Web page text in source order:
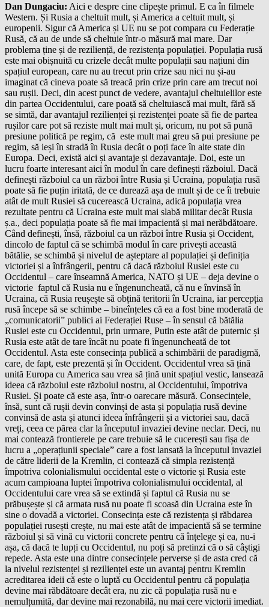
Dan Dungaciu: Aici e despre cine clipește primul. E ca în filmele
Western. Și Rusia a cheltuit mult, și America a celtuit mult, și
europenii. Sigur că America și UE nu se pot compara cu Federație
Rusă, că au de unde să cheltuie într-o măsură mai mare. Dar
problema ține și de reziliență, de rezistența populației. Populația rusă
este mai obișnuită cu crizele decât multe populații sau națiuni din
spațiul european, care nu au trecut prin crize sau nici nu și-au
imaginat că cineva poate să treacă prin crize prin care am trecut noi
sau rușii. Deci, din acest punct de vedere, avantajul cheltuielilor este
din partea Occidentului, care poată să cheltuiască mai mult, fără să
se simtă, dar avantajul rezilienței și rezistenței poate să fie de partea
rușilor care pot să reziste mult mai mult și, oricum, nu pot să pună
presiune politică pe regim, că este mult mai greu să pui presiune pe
regim, să ieși în stradă în Rusia decât o poți face în alte state din
Europa. Deci, există aici și avantaje și dezavantaje. Doi, este un
lucru foarte interesant aici în modul în care definești războiul. Dacă
definești războiul ca un război între Rusia și Ucraina, populația rusă
poate să fie puțin iritată, de ce durează așa de mult și de ce îi trebuie
atât de mult Rusiei să cucerească Ucraina, adică populația vrea
rezultate pentru că Ucraina este mult mai slabă militar decât Rusia
ș.a., deci populația poate să fie mai impacientă și mai nerăbdătoare.
Când definești, însă, războiul ca un război între Rusia și Occident,
dincolo de faptul că se schimbă modul în care privești această
bătălie, se schimbă și nivelul de așteptare al populației și definiția
victoriei și a înfrângerii, pentru că dacă războiul Rusiei este cu
Occidentul – care înseamnă America, NATO și UE – deja devine o
victorie faptul că Rusia nu e îngenuncheată, că nu e învinsă în
Ucraina, că Rusia reușește să obțină teritorii în Ucraina, iar percepția
rusă începe să se schimbe – bineînțeles că ea a fost bine moderată de
„comunicatorii” publici ai Federației Ruse – în sensul că bătălia
Rusiei este cu Occidentul, prin urmare, Putin este atât de puternic și
Rusia este atât de tare încât nu poate fi îngenuncheată de tot
Occidentul. Asta este consecința publică a schimbării de paradigmă,
care, de fapt, este prezentă și în Occident. Occidentul vrea să țină
unită Europa cu America sau vrea să țină unit spațiul vestic, lansează
ideea că războiul este războiul nostru, al Occidentului, împotriva
Rusiei. Și poate că este așa, într-o oarecare măsură. Consecințele,
însă, sunt că rușii devin convinși de asta și populația rusă devine
convinsă de asta și atunci ideea înfrângerii și a victoriei sau, dacă
vreți, ceea ce părea clar la începutul invaziei devine neclar. Deci, nu
mai contează frontierele pe care trebuie să le cucerești sau fișa de
lucru a „operațiunii speciale” care a fost lansată la începutul invaziei
de către liderii de la Kremlin, ci contează că simpla rezistență
împotriva colonialismului occidental este o victorie și Rusia este
acum campioana luptei împotriva colonialismului occidental, al
Occidentului care vrea să se extindă și faptul că Rusia nu se
prăbușește și că armata rusă nu poate fi scoasă din Ucraina este în
sine o dovadă a victoriei. Consecința este că rezistența și răbdarea
populației rusești crește, nu mai este atât de impacientă să se termine
războiul și să vină cu victorii concrete pentru că înțelege și ea, nu-i
așa, că dacă te lupți cu Occidentul, nu poți să pretinzi că o să câștigi
repede. Asta este una dintre consecințele perverse și de asta cred că
la nivelul rezistenței și rezilienței este un avantaj pentru Kremlin
acreditarea ideii că este o luptă cu Occidentul pentru că populația
devine mai răbdătoare decât era, nu zic că populația rusă nu e
nemulțumită, dar devine mai rezonabilă, nu mai cere victorii imediat.